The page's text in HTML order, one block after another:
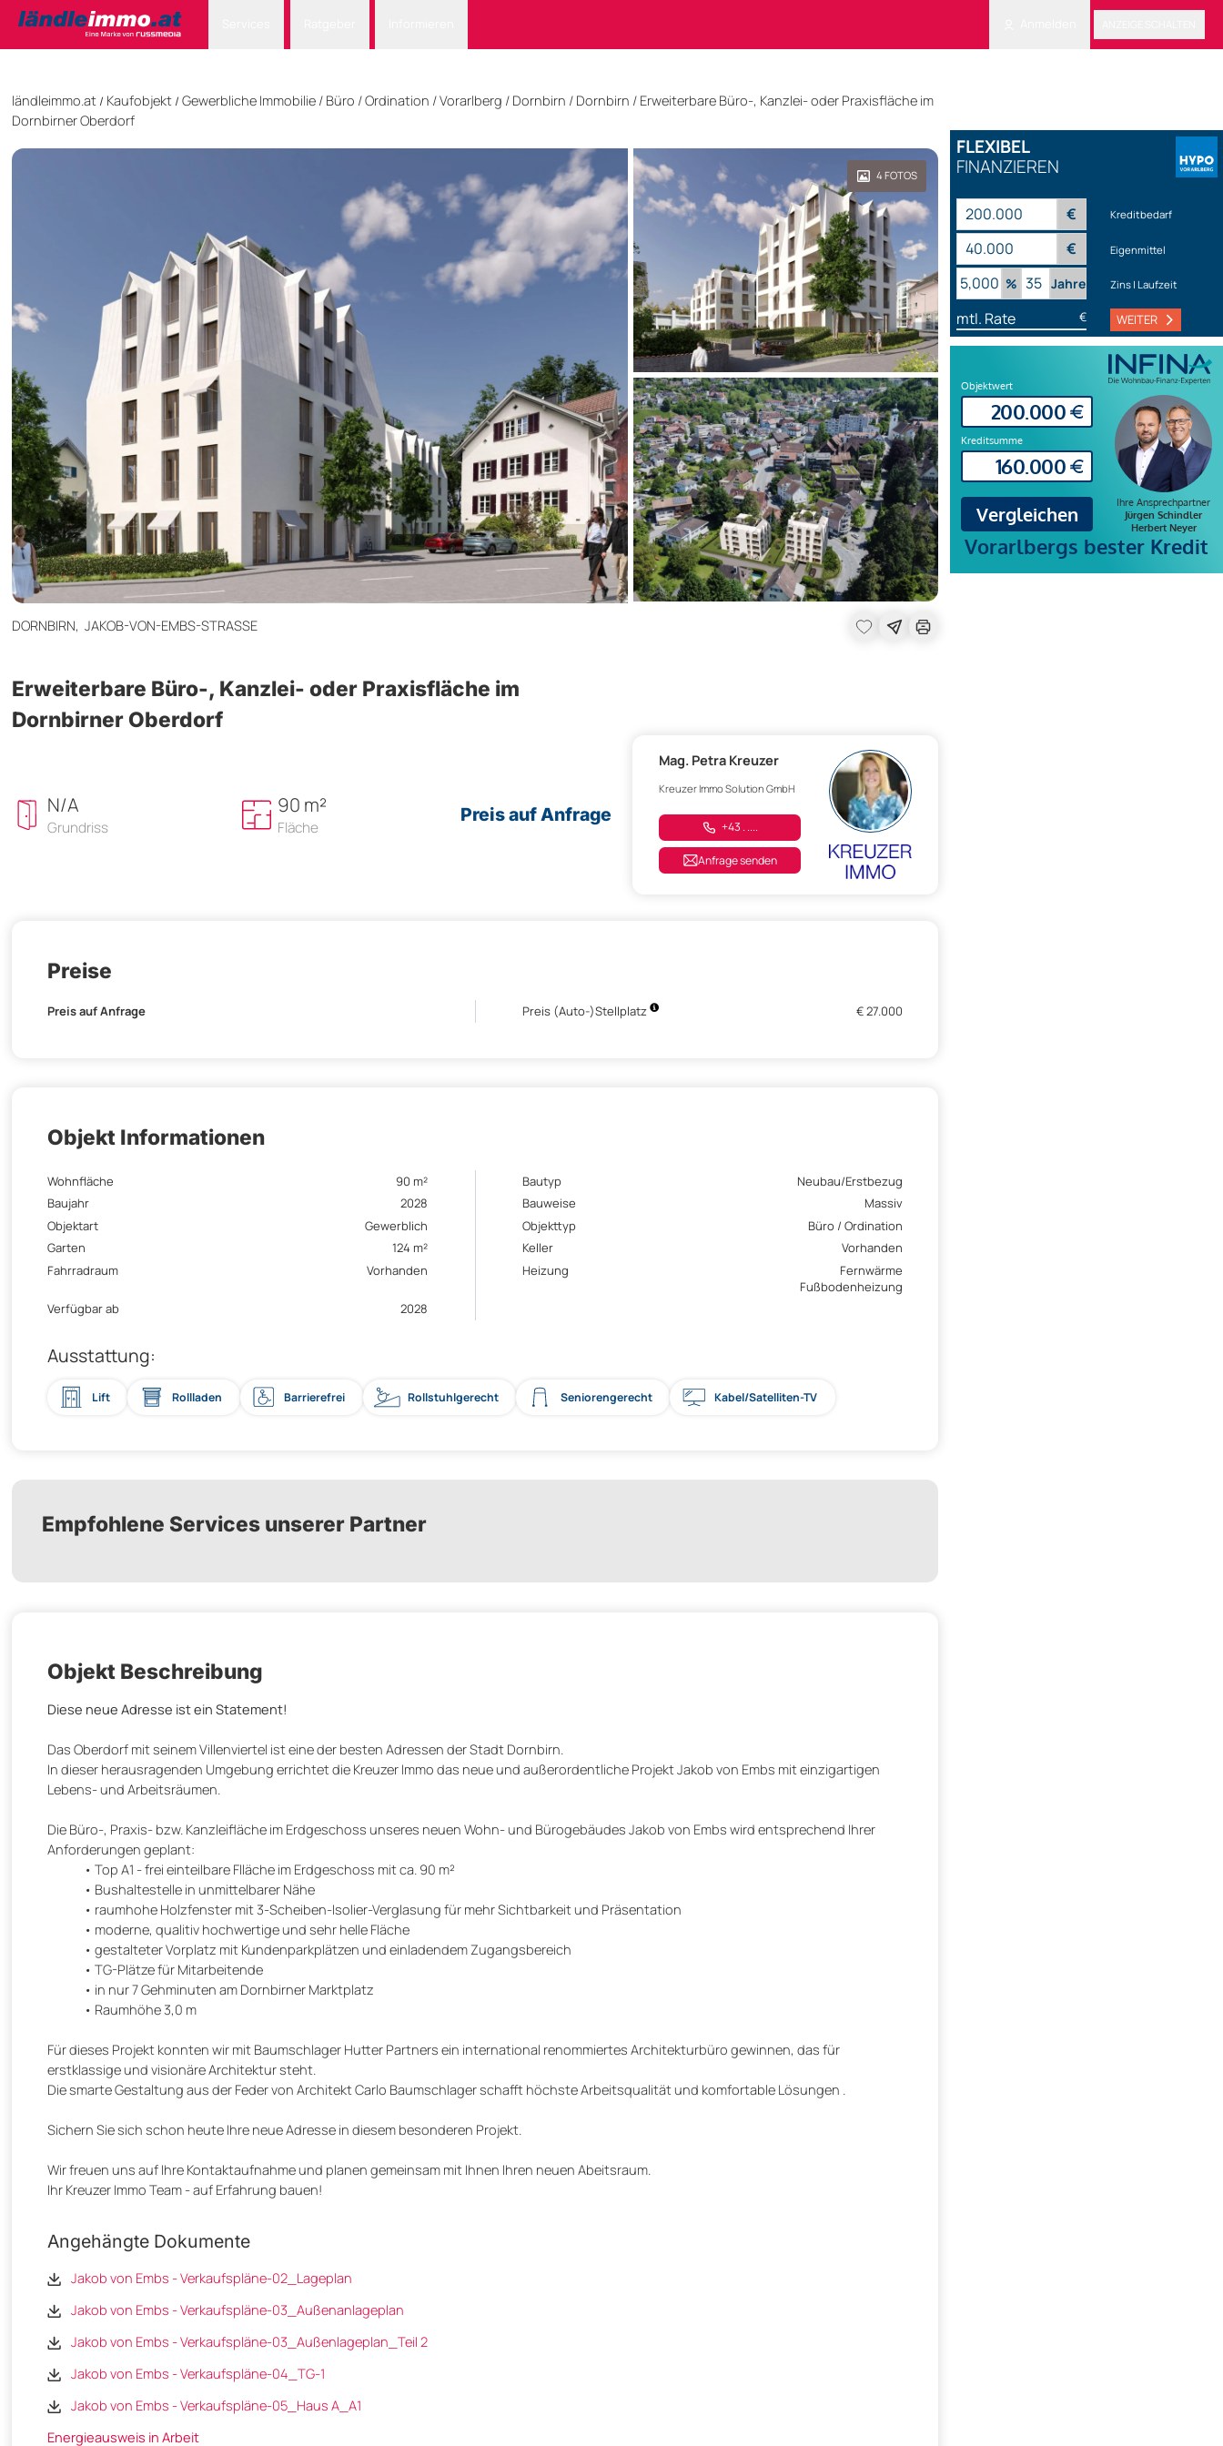
FLEXIBEL
FINANZIEREN
€ Kreditbedarf
€ Eigenmittel
% Jahre Zins | Laufzeit
mtl. Rate € WEITER
ländleimmo.at / Kaufobjekt / Gewerbliche Immobilie / Büro / Ordination /Vorarlberg / Dornbirn / Dornbirn / Erweiterbare Büro-, Kanzlei- oder Praxisfläche im
Dornbirner Oberdorf
4FOTOS
DORNBIRN, JAKOB-VON-EMBS-STRASSE
Erweiterbare Büro-, Kanzlei- oder Praxisfläche im
Dornbirner Oberdorf
N/A
Grundriss
90 m²
Fläche
Preis auf Anfrage
Mag. Petra Kreuzer
Kreuzer Immo Solution GmbH
+43 . ....
Anfrage senden
Preise
Preis auf Anfrage Preis (Auto-)Stellplatz € 27.000
Objekt Informationen
Wohnfläche 90 m² Bautyp
Neubau/Erstbezug
Baujahr
2028 Bauweise
Massiv
Objektart
Gewerblich Objekttyp
Büro / Ordination
Garten
124 m² Keller
Vorhanden
Fahrradraum
Vorhanden Heizung
Fernwärme
Fußbodenheizung
Verfügbar ab
2028
Ausstattung:
Lift Rollladen Barrierefrei Rollstuhlgerecht Seniorengerecht Kabel/Satelliten-TV
Empfohlene Services unserer Partner
Objekt Beschreibung
Diese neue Adresse ist ein Statement!
Das Oberdorf mit seinem Villenviertel ist eine der besten Adressen der Stadt Dornbirn.
In dieser herausragenden Umgebung errichtet die Kreuzer Immo das neue und außerordentliche Projekt Jakob von Embs mit einzigartigen
Lebens- und Arbeitsräumen.
Die Büro-, Praxis- bzw. Kanzleifläche im Erdgeschoss unseres neuen Wohn- und Bürogebäudes Jakob von Embs wird entsprechend Ihrer
Anforderungen geplant:
Top A1 - frei einteilbare Flläche im Erdgeschoss mit ca. 90 m²
Bushaltestelle in unmittelbarer Nähe
raumhohe Holzfenster mit 3-Scheiben-Isolier-Verglasung für mehr Sichtbarkeit und Präsentation
moderne, qualitiv hochwertige und sehr helle Fläche
gestalteter Vorplatz mit Kundenparkplätzen und einladendem Zugangsbereich
TG-Plätze für Mitarbeitende
in nur 7 Gehminuten am Dornbirner Marktplatz
Raumhöhe 3,0 m
Für dieses Projekt konnten wir mit Baumschlager Hutter Partners ein international renommiertes Architekturbüro gewinnen, das für
erstklassige und visionäre Architektur steht.
Die smarte Gestaltung aus der Feder von Architekt Carlo Baumschlager schafft höchste Arbeitsqualität und komfortable Lösungen .
Sichern Sie sich schon heute Ihre neue Adresse in diesem besonderen Projekt.
Wir freuen uns auf Ihre Kontaktaufnahme und planen gemeinsam mit Ihnen Ihren neuen Abeitsraum.
Ihr Kreuzer Immo Team - auf Erfahrung bauen!
Angehängte Dokumente
Jakob von Embs - Verkaufspläne-02_Lageplan
Jakob von Embs - Verkaufspläne-03_Außenanlageplan
Jakob von Embs - Verkaufspläne-03_Außenlageplan_Teil 2
Jakob von Embs - Verkaufspläne-04_TG-1
Jakob von Embs - Verkaufspläne-05_Haus A_A1
Energieausweis in Arbeit